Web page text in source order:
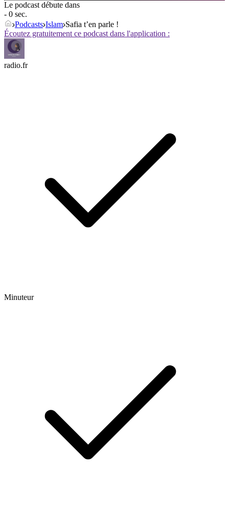
Le podcast débute dans
- 0 sec.
Podcasts Islam Safia t’en parle !
Écoutez gratuitement ce podcast dans l'application :
radio.fr
Minuteur